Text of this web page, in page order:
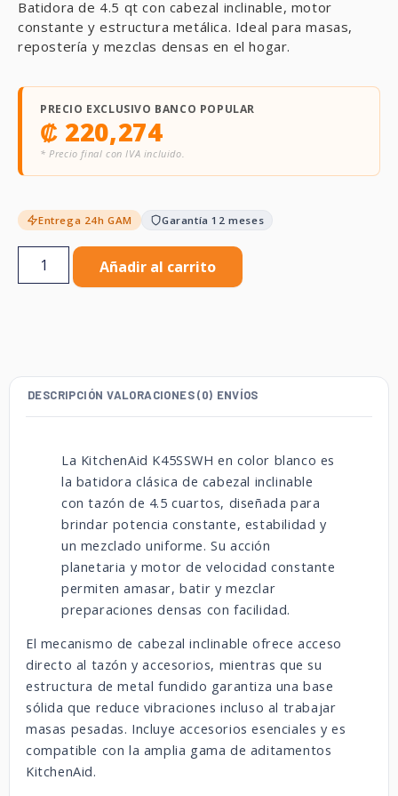
Batidora de 4.5 qt con cabezal inclinable, motor
constante y estructura metálica. Ideal para masas,
repostería y mezclas densas en el hogar.
PRECIO EXCLUSIVO BANCO POPULAR
₡ 220,274
* Precio final con IVA incluido.
Entrega 24h GAM Garantía 12 meses
Añadir al carrito
DESCRIPCIÓN VALORACIONES (0) ENVÍOS
La KitchenAid K45SSWH en color blanco es
la batidora clásica de cabezal inclinable
con tazón de 4.5 cuartos, diseñada para
brindar potencia constante, estabilidad y
un mezclado uniforme. Su acción
planetaria y motor de velocidad constante
permiten amasar, batir y mezclar
preparaciones densas con facilidad.
El mecanismo de cabezal inclinable ofrece acceso
directo al tazón y accesorios, mientras que su
estructura de metal fundido garantiza una base
sólida que reduce vibraciones incluso al trabajar
masas pesadas. Incluye accesorios esenciales y es
compatible con la amplia gama de aditamentos
KitchenAid.